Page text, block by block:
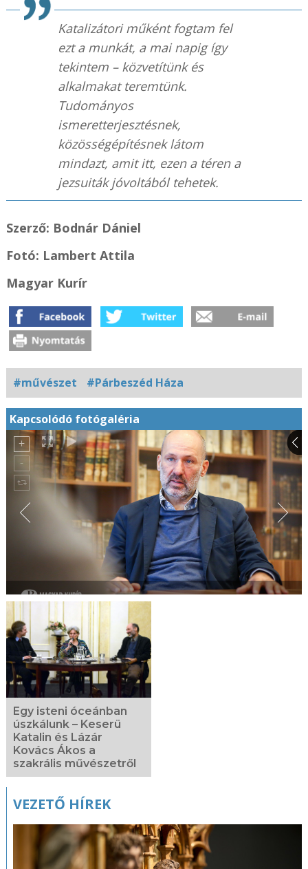
Katalizátori műként fogtam fel
ezt a munkát, a mai napig így
tekintem – közvetítünk és
alkalmakat teremtünk.
Tudományos
ismeretterjesztésnek,
közösségépítésnek látom
mindazt, amit itt, ezen a téren a
jezsuiták jóvoltából tehetek.
Szerző: Bodnár Dániel
Fotó: Lambert Attila
Magyar Kurír
#művészet #Párbeszéd Háza
Kapcsolódó fotógaléria
Egy isteni óceánban
úszkálunk – Keserü
Katalin és Lázár
Kovács Ákos a
szakrális művészetről
VEZETŐ HÍREK